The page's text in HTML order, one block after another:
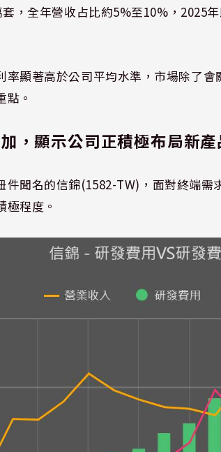
，全年營收占比約5%至10%，2025
率顯著高於公司平均水準，市場除了
點。
，顯示公司正積極布局新產
件聞名的信錦(1582-TW)，面對終端
極程度。